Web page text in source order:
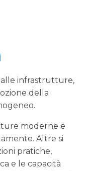
infrastrutture,
della
moderne e
Altre si
pratiche,
e le capacità